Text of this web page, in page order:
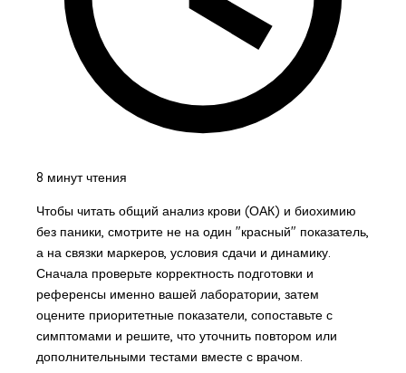
8 минут чтения
Чтобы читать общий анализ крови (ОАК) и биохимию
без паники, смотрите не на один "красный" показатель,
а на связки маркеров, условия сдачи и динамику.
Сначала проверьте корректность подготовки и
референсы именно вашей лаборатории, затем
оцените приоритетные показатели, сопоставьте с
симптомами и решите, что уточнить повтором или
дополнительными тестами вместе с врачом.